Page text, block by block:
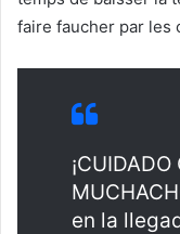
faire faucher par les
en la